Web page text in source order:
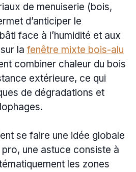
de menuiserie (bois,
d’anticiper le
face à l’humidité et aux
la fenêtre mixte bois-alu
combiner chaleur du bois
extérieure, ce qui
de dégradations et
se faire une idée globale
pro, une astuce consiste à
les zones